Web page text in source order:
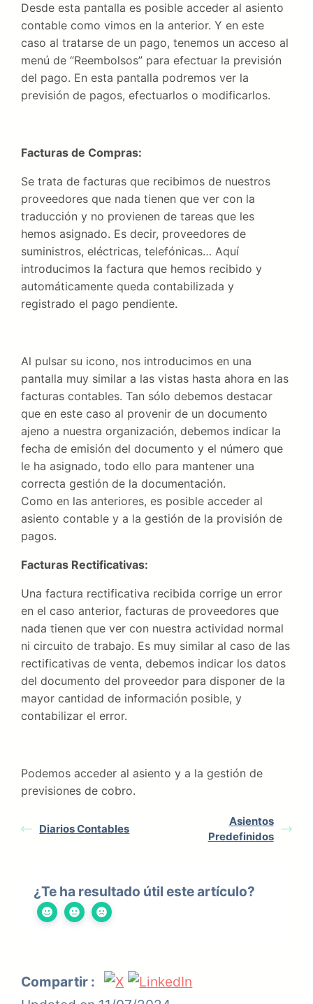
Desde esta pantalla es posible acceder al asiento
contable como vimos en la anterior. Y en este
caso al tratarse de un pago, tenemos un acceso al
menú de “Reembolsos” para efectuar la previsión
del pago. En esta pantalla podremos ver la
previsión de pagos, efectuarlos o modificarlos.
Facturas de Compras:
Se trata de facturas que recibimos de nuestros
proveedores que nada tienen que ver con la
traducción y no provienen de tareas que les
hemos asignado. Es decir, proveedores de
suministros, eléctricas, telefónicas… Aquí
introducimos la factura que hemos recibido y
automáticamente queda contabilizada y
registrado el pago pendiente.
Al pulsar su icono, nos introducimos en una
pantalla muy similar a las vistas hasta ahora en las
facturas contables. Tan sólo debemos destacar
que en este caso al provenir de un documento
ajeno a nuestra organización, debemos indicar la
fecha de emisión del documento y el número que
le ha asignado, todo ello para mantener una
correcta gestión de la documentación.
Como en las anteriores, es posible acceder al
asiento contable y a la gestión de la provisión de
pagos.
Facturas Rectificativas:
Una factura rectificativa recibida corrige un error
en el caso anterior, facturas de proveedores que
nada tienen que ver con nuestra actividad normal
ni circuito de trabajo. Es muy similar al caso de las
rectificativas de venta, debemos indicar los datos
del documento del proveedor para disponer de la
mayor cantidad de información posible, y
contabilizar el error.
Podemos acceder al asiento y a la gestión de
previsiones de cobro.
Diarios Contables
Asientos
Predefinidos
¿Te ha resultado útil este artículo?
Compartir :